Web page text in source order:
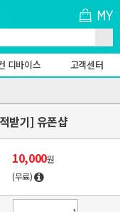
디바이스 고객센터
받기] 유폰샵
10,000원
(무료)